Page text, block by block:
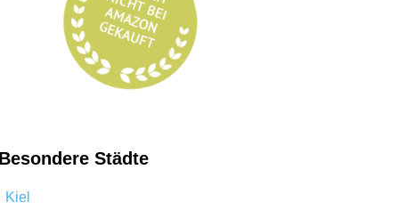
Besondere Städte
Kiel